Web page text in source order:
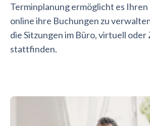
Terminplanung ermöglicht es
online ihre Buchungen zu
die Sitzungen im Büro, virtuell oder
stattfinden.